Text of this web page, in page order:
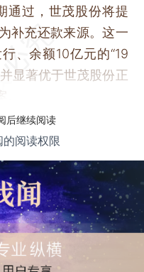
通过，世茂股份将提
补充还款来源。这一
、余额10亿元的“19
显著优于世茂股份正
后继续阅读
的阅读权限